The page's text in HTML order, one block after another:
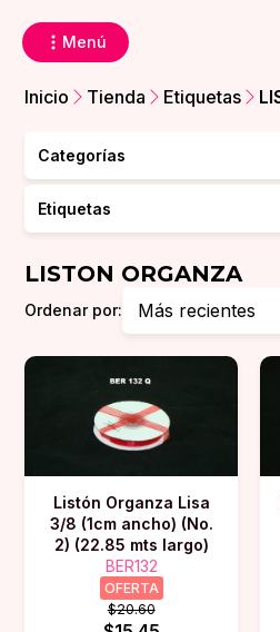
Menú
Inicio Tienda Etiquetas
Categorías
Etiquetas
LISTON ORGANZA
Ordenar por:
Listón Organza Lisa
3/8 (1cm ancho) (No.
2) (22.85 mts largo)
BER132
OFERTA
$20.60